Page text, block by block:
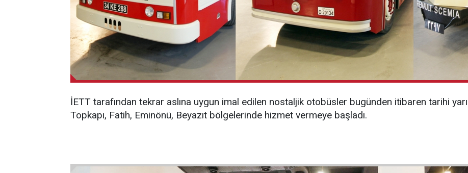
İETT tarafından tekrar aslına uygun imal edilen nostaljik otobüsler bugünden itibaren tarihi
Topkapı, Fatih, Eminönü, Beyazıt bölgelerinde hizmet vermeye başladı.